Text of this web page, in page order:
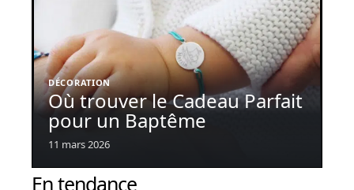
DÉCORATION
Où trouver le Cadeau Parfait
pour un Baptême
11 mars 2026
En tendance